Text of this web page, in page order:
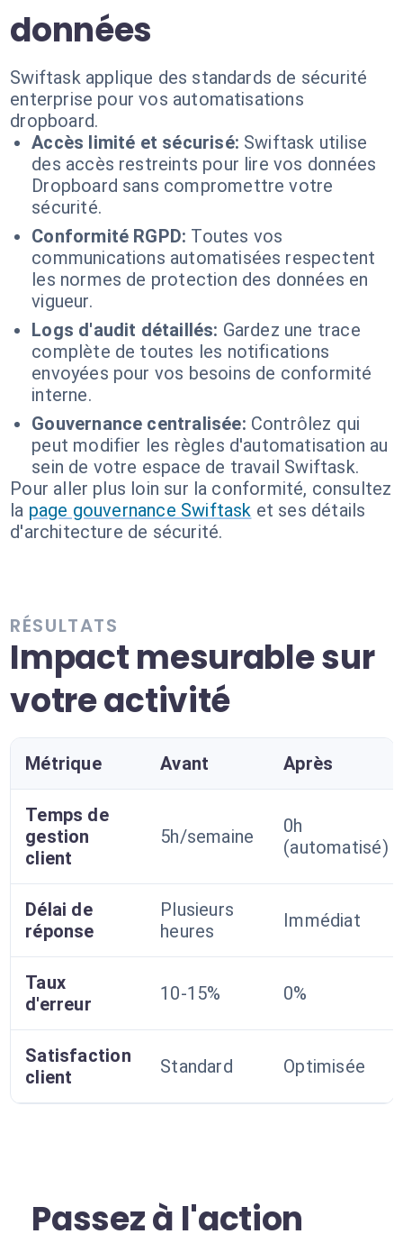
données
Swiftask applique des standards de sécurité
enterprise pour vos automatisations
dropboard.
Accès limité et sécurisé: Swiftask utilise
des accès restreints pour lire vos données
Dropboard sans compromettre votre
sécurité.
Conformité RGPD: Toutes vos
communications automatisées respectent
les normes de protection des données en
vigueur.
Logs d'audit détaillés: Gardez une trace
complète de toutes les notifications
envoyées pour vos besoins de conformité
interne.
Gouvernance centralisée: Contrôlez qui
peut modifier les règles d'automatisation au
sein de votre espace de travail Swiftask.
Pour aller plus loin sur la conformité, consultez
la page gouvernance Swiftask et ses détails
d'architecture de sécurité.
RÉSULTATS
Impact mesurable sur
votre activité
Métrique Avant Après
Temps de
gestion
client
5h/semaine
0h
(automatisé)
Délai de
réponse
Plusieurs
heures
Immédiat
Taux
d'erreur
10-15% 0%
Satisfaction
client
Standard Optimisée
Passez à l'action